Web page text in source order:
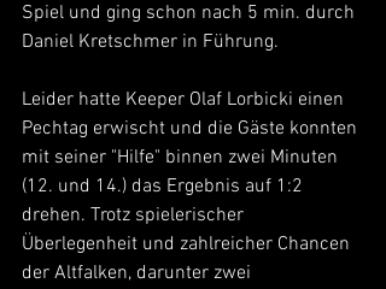
Spiel und ging schon nach 5 min. durch
Daniel Kretschmer in Führung.
Leider hatte Keeper Olaf Lorbicki einen
Pechtag erwischt und die Gäste konnten
mit seiner "Hilfe" binnen zwei Minuten
(12. und 14.) das Ergebnis auf 1:2
drehen. Trotz spielerischer
Überlegenheit und zahlreicher Chancen
der Altfalken, darunter zwei